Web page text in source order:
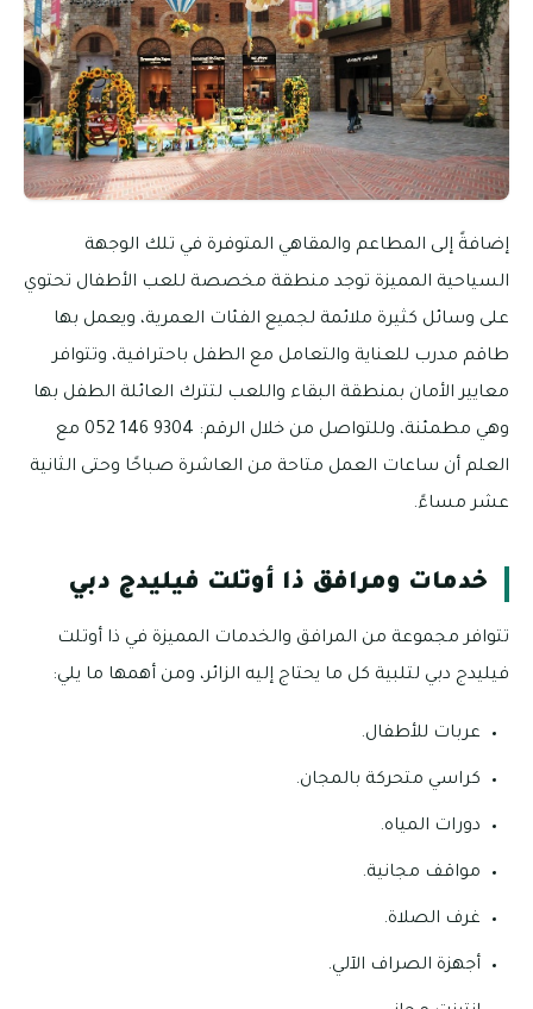
إضافةً إلى المطاعم والمقاهي المتوفرة في تلك الوجهة
السياحية المميزة توجد منطقة مخصصة للعب الأطفال تحتوي
على وسائل كثيرة ملائمة لجميع الفئات العمرية، ويعمل بها
طاقم مدرب للعناية والتعامل مع الطفل باحترافية، وتتوافر
معايير الأمان بمنطقة البقاء واللعب لتترك العائلة الطفل بها
وهي مطمئنة، وللتواصل من خلال الرقم: 9304 146 052 مع
العلم أن ساعات العمل متاحة من العاشرة صباحًا وحتى الثانية
عشر مساءً.
خدمات ومرافق ذا أوتلت فيليدج دبي
تتوافر مجموعة من المرافق والخدمات المميزة في ذا أوتلت
فيليدج دبي لتلبية كل ما يحتاج إليه الزائر، ومن أهمها ما يلي:
عربات للأطفال.
كراسي متحركة بالمجان.
دورات المياه.
مواقف مجانية.
غرف الصلاة.
أجهزة الصراف الآلي.